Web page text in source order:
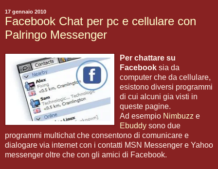
17 gennaio 2010
Facebook Chat per pc e cellulare con
Palringo Messenger
Per chattare su
Facebook sia da
computer che da cellulare,
esistono diversi programmi
di cui alcuni gia visti in
queste pagine.
Ad esempio Nimbuzz e
Ebuddy sono due
programmi multichat che consentono di comunicare e
dialogare via internet con i contatti MSN Messenger e Yahoo
messenger oltre che con gli amici di Facebook.